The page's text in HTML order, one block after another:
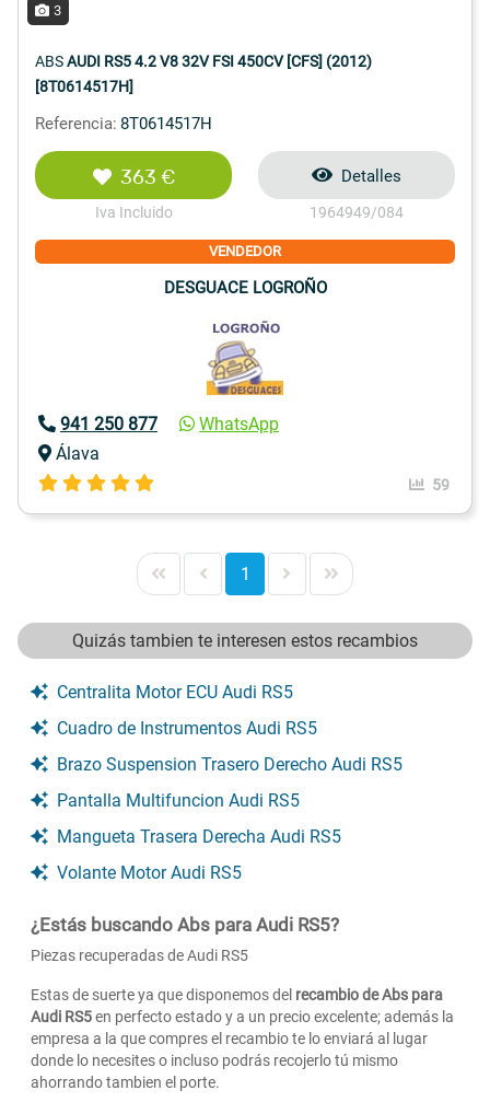
3
ABSAUDI RS5 4.2 V8 32V FSI 450CV [CFS] (2012)
[8T0614517H]
Referencia: 8T0614517H
363 €
Iva Incluido
Detalles
1964949/084
VENDEDOR
DESGUACE LOGROÑO
941 250 877
WhatsApp
Álava
59
1
Quizás tambien te interesen estos recambios
Centralita Motor ECU Audi RS5
Cuadro de Instrumentos Audi RS5
Brazo Suspension Trasero Derecho Audi RS5
Pantalla Multifuncion Audi RS5
Mangueta Trasera Derecha Audi RS5
Volante Motor Audi RS5
¿Estás buscando Abs para Audi RS5?
Piezas recuperadas de Audi RS5
Estas de suerte ya que disponemos del recambio de Abs para
Audi RS5en perfecto estado y a un precio excelente; además la
empresa a la que compres el recambio te lo enviará al lugar
donde lo necesites o incluso podrás recojerlo tú mismo
ahorrando tambien el porte.